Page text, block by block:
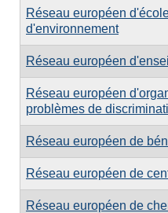
Réseau européen
d'environnement
Réseau européen
Réseau européen
problèmes de
Réseau européen de
Réseau européen de
Réseau européen de